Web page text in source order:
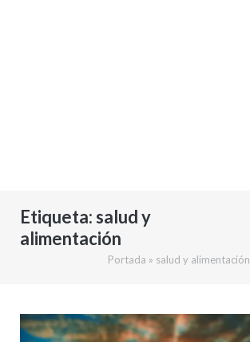
Etiqueta:salud y
alimentación
Portada » salud y alimentación